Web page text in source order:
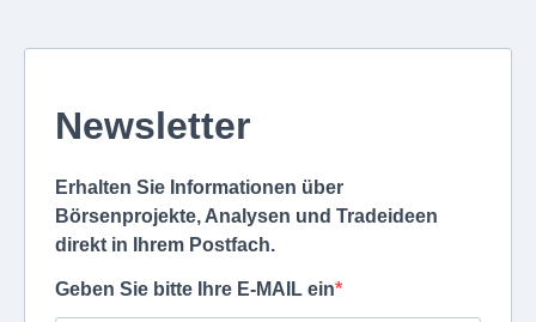
Newsletter
Erhalten Sie Informationen über
Börsenprojekte, Analysen und Tradeideen
direkt in Ihrem Postfach.
Geben Sie bitte Ihre E-MAIL ein